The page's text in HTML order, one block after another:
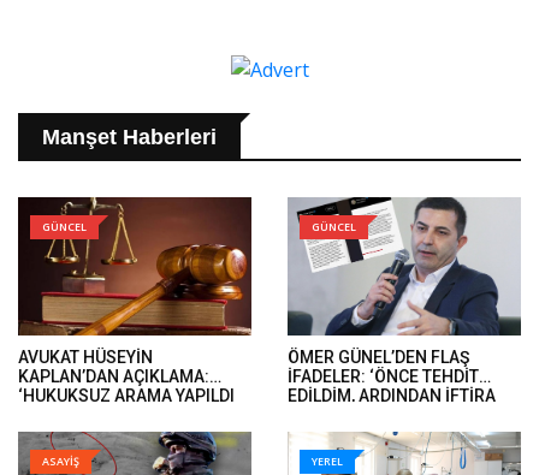
Manşet Haberleri
GÜNCEL
AVUKAT HÜSEYİN
KAPLAN’DAN AÇIKLAMA:
‘HUKUKSUZ ARAMA YAPILDI
DOSYALARINA EL KONULDU’..
GÜNCEL
ÖMER GÜNEL’DEN FLAŞ
İFADELER: ‘ÖNCE TEHDİT
EDİLDİM, ARDINDAN İFTİRA
ASAYİŞ YEREL